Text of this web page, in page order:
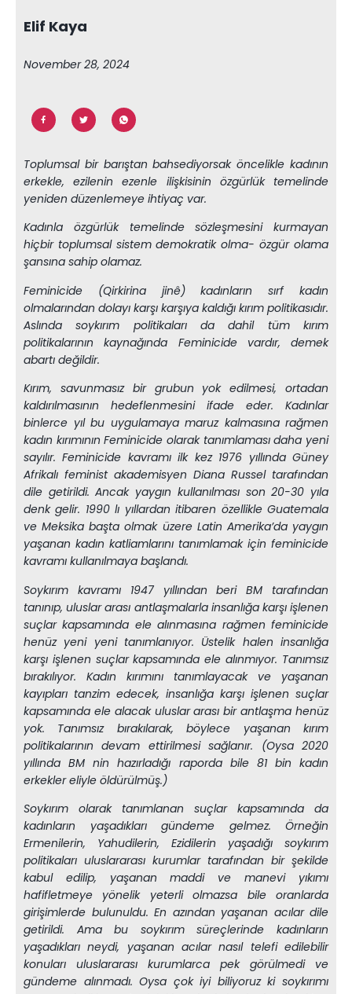
Elif Kaya
November 28, 2024
Toplumsal bir barıştan bahsediyorsak öncelikle kadının
erkekle, ezilenin ezenle ilişkisinin özgürlük temelinde
yeniden düzenlemeye ihtiyaç var.
Kadınla özgürlük temelinde sözleşmesini kurmayan
hiçbir toplumsal sistem demokratik olma- özgür olama
şansına sahip olamaz.
Feminicide (Qirkirina jinê) kadınların sırf kadın
olmalarından dolayı karşı karşıya kaldığı kırım politikasıdır.
Aslında soykırım politikaları da dahil tüm kırım
politikalarının kaynağında Feminicide vardır, demek
abartı değildir.
Kırım, savunmasız bir grubun yok edilmesi, ortadan
kaldırılmasının hedeflenmesini ifade eder. Kadınlar
binlerce yıl bu uygulamaya maruz kalmasına rağmen
kadın kırımının Feminicide olarak tanımlaması daha yeni
sayılır. Feminicide kavramı ilk kez 1976 yıllında Güney
Afrikalı feminist akademisyen Diana Russel tarafından
dile getirildi. Ancak yaygın kullanılması son 20-30 yıla
denk gelir. 1990 lı yıllardan itibaren özellikle Guatemala
ve Meksika başta olmak üzere Latin Amerika’da yaygın
yaşanan kadın katliamlarını tanımlamak için feminicide
kavramı kullanılmaya başlandı.
Soykırım kavramı 1947 yıllından beri BM tarafından
tanınıp, uluslar arası antlaşmalarla insanlığa karşı işlenen
suçlar kapsamında ele alınmasına rağmen feminicide
henüz yeni yeni tanımlanıyor. Üstelik halen insanlığa
karşı işlenen suçlar kapsamında ele alınmıyor. Tanımsız
bırakılıyor. Kadın kırımını tanımlayacak ve yaşanan
kayıpları tanzim edecek, insanlığa karşı işlenen suçlar
kapsamında ele alacak uluslar arası bir antlaşma henüz
yok. Tanımsız bırakılarak, böylece yaşanan kırım
politikalarının devam ettirilmesi sağlanır. (Oysa 2020
yıllında BM nin hazırladığı raporda bile 81 bin kadın
erkekler eliyle öldürülmüş.)
Soykırım olarak tanımlanan suçlar kapsamında da
kadınların yaşadıkları gündeme gelmez. Örneğin
Ermenilerin, Yahudilerin, Ezidilerin yaşadığı soykırım
politikaları uluslararası kurumlar tarafından bir şekilde
kabul edilip, yaşanan maddi ve manevi yıkımı
hafifletmeye yönelik yeterli olmazsa bile oranlarda
girişimlerde bulunuldu. En azından yaşanan acılar dile
getirildi. Ama bu soykırım süreçlerinde kadınların
yaşadıkları neydi, yaşanan acılar nasıl telefi edilebilir
konuları uluslararası kurumlarca pek görülmedi ve
gündeme alınmadı. Oysa çok iyi biliyoruz ki soykırımı